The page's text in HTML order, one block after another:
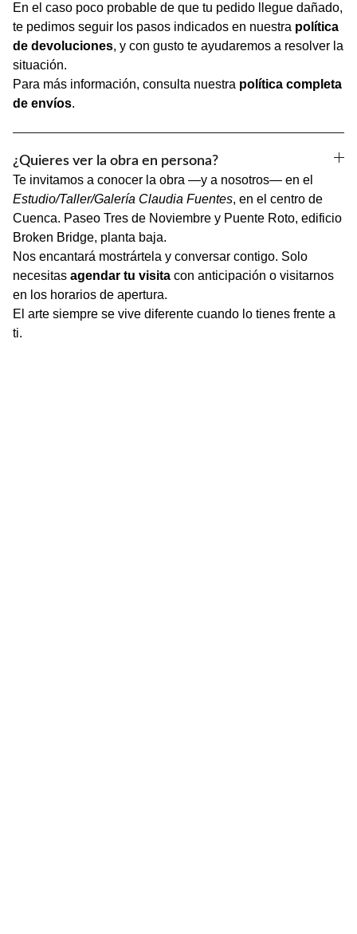
En el caso poco probable de que tu pedido llegue dañado,
te pedimos seguir los pasos indicados en nuestra política
de devoluciones, y con gusto te ayudaremos a resolver la
situación.
Para más información, consulta nuestra política completa
de envíos.
¿Quieres ver la obra en persona?
Te invitamos a conocer la obra —y a nosotros— en el
Estudio/Taller/Galería Claudia Fuentes, en el centro de
Cuenca. Paseo Tres de Noviembre y Puente Roto, edificio
Broken Bridge, planta baja.
Nos encantará mostrártela y conversar contigo. Solo
necesitas agendar tu visita con anticipación o visitarnos
en los horarios de apertura.
El arte siempre se vive diferente cuando lo tienes frente a
ti.